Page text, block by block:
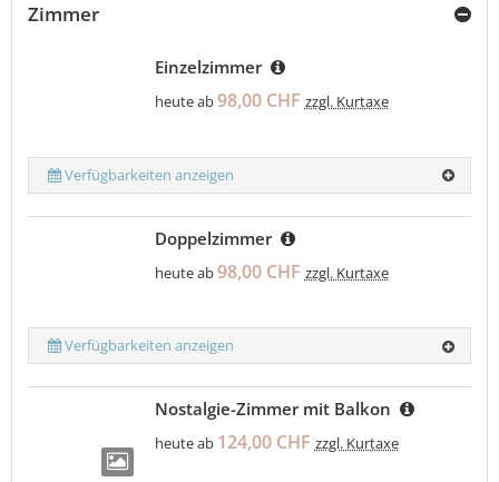
Zimmer
Einzelzimmer
heute ab98,00 CHF zzgl. Kurtaxe
Verfügbarkeiten anzeigen
Doppelzimmer
heute ab98,00 CHF zzgl. Kurtaxe
Verfügbarkeiten anzeigen
Nostalgie-Zimmer mit Balkon
heute ab 124,00 CHF zzgl. Kurtaxe